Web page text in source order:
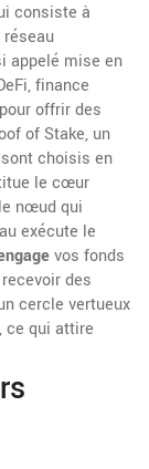
consiste à
appelé mise en
,finance
offrir des
of Stake, un
choisis en
le cœur
le nœud qui
exécute le
vos fonds
des
cercle vertueux
ce qui attire